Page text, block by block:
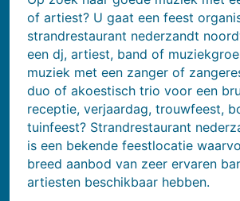
of artiest? U gaat een feest
strandrestaurant nederzandt
een dj, artiest, band of
muziek met een zanger of
duo of akoestisch trio voor een
receptie, verjaardag, trouwfeest,
tuinfeest? Strandrestaurant
is een bekende feestlocatie
breed aanbod van zeer ervaren
artiesten beschikbaar hebben.